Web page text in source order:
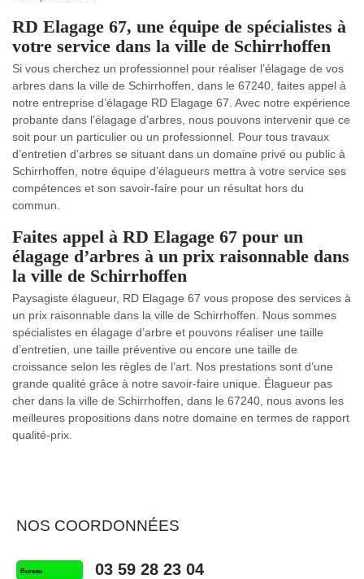
RD Elagage 67, une équipe de spécialistes à
votre service dans la ville de Schirrhoffen
Si vous cherchez un professionnel pour réaliser l’élagage de vos
arbres dans la ville de Schirrhoffen, dans le 67240, faites appel à
notre entreprise d’élagage RD Elagage 67. Avec notre expérience
probante dans l’élagage d’arbres, nous pouvons intervenir que ce
soit pour un particulier ou un professionnel. Pour tous travaux
d’entretien d’arbres se situant dans un domaine privé ou public à
Schirrhoffen, notre équipe d’élagueurs mettra à votre service ses
compétences et son savoir-faire pour un résultat hors du
commun.
Faites appel à RD Elagage 67 pour un
élagage d’arbres à un prix raisonnable dans
la ville de Schirrhoffen
Paysagiste élagueur, RD Elagage 67 vous propose des services à
un prix raisonnable dans la ville de Schirrhoffen. Nous sommes
spécialistes en élagage d’arbre et pouvons réaliser une taille
d’entretien, une taille préventive ou encore une taille de
croissance selon les règles de l’art. Nos prestations sont d’une
grande qualité grâce à notre savoir-faire unique. Élagueur pas
cher dans la ville de Schirrhoffen, dans le 67240, nous avons les
meilleures propositions dans notre domaine en termes de rapport
qualité-prix.
NOS COORDONNÉES
Bureau 03 59 28 23 04